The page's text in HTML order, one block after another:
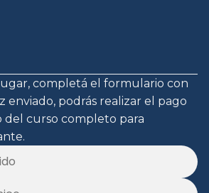
completá el formulario con
enviado, podrás realizar el pago
del curso completo para